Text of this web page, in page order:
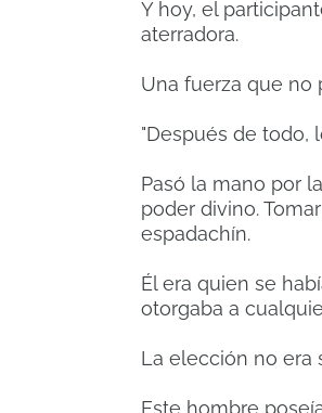
Y hoy, el
aterradora.
Una fuerza que no
"Después de todo,
Pasó la mano por
poder divino.
espadachín.
Él era quien se
otorgaba a
La elección no era
Este hombre